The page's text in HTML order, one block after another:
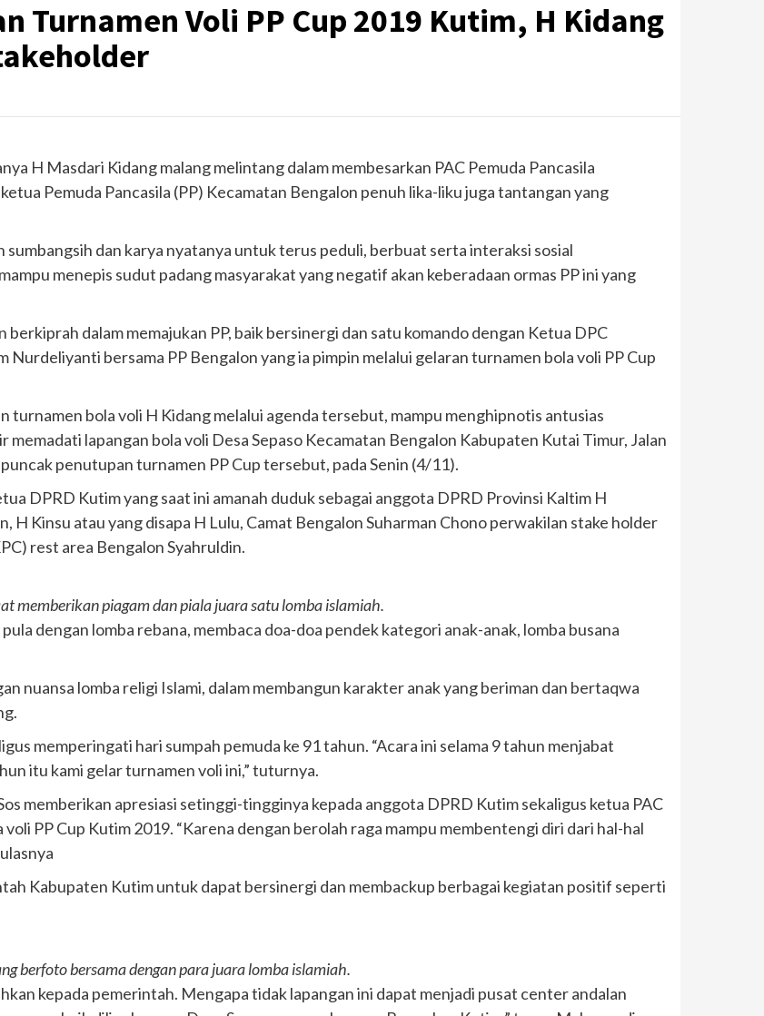
Turnamen Voli PP Cup 2019 Kutim, H Kidang
H Masdari Kidang malang melintang dalam membesarkan PAC Pemuda Pancasila
Pemuda Pancasila (PP) Kecamatan Bengalon penuh lika-liku juga tantangan yang
dan karya nyatanya untuk terus peduli, berbuat serta interaksi sosial
menepis sudut padang masyarakat yang negatif akan keberadaan ormas PP ini yang
berkiprah dalam memajukan PP, baik bersinergi dan satu komando dengan Ketua DPC
bersama PP Bengalon yang ia pimpin melalui gelaran turnamen bola voli PP Cup
bola voli H Kidang melalui agenda tersebut, mampu menghipnotis antusias
lapangan bola voli Desa Sepaso Kecamatan Bengalon Kabupaten Kutai Timur, Jalan
penutupan turnamen PP Cup tersebut, pada Senin (4/11).
DPRD Kutim yang saat ini amanah duduk sebagai anggota DPRD Provinsi Kaltim H
H Kinsu atau yang disapa H Lulu, Camat Bengalon Suharman Chono perwakilan stake holder
rest area Bengalon Syahruldin.
memberikan piagam dan piala juara satu lomba islamiah.
dengan lomba rebana, membaca doa-doa pendek kategori anak-anak, lomba busana
nuansa lomba religi Islami, dalam membangun karakter anak yang beriman dan bertaqwa
memperingati hari sumpah pemuda ke 91 tahun. “Acara ini selama 9 tahun menjabat
itu kami gelar turnamen voli ini,” tuturnya.
memberikan apresiasi setinggi-tingginya kepada anggota DPRD Kutim sekaligus ketua PAC
PP Cup Kutim 2019. “Karena dengan berolah raga mampu membentengi diri dari hal-hal
Kabupaten Kutim untuk dapat bersinergi dan membackup berbagai kegiatan positif seperti
berfoto bersama dengan para juara lomba islamiah.
kepada pemerintah. Mengapa tidak lapangan ini dapat menjadi pusat center andalan